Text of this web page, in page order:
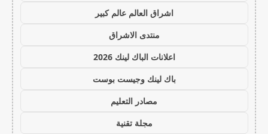
اشراق العالم عالم كبير
منتدى الاشراق
اعلانات الباك لينك 2026
باك لينك وجيست بوست
مصادر التعليم
مجلة تقنية